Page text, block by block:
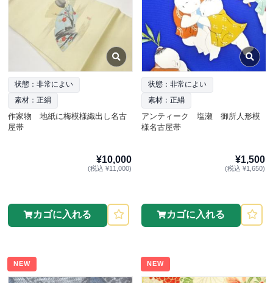
状態：非常によい
素材：正絹
作家物 地紙に梅模様織出し名古
屋帯
¥10,000
(税込 ¥11,000)
カゴに入れる
状態：非常によい
素材：正絹
アンティーク 塩瀬 御所人形模
様名古屋帯
¥1,500
(税込 ¥1,650)
カゴに入れる
NEW NEW